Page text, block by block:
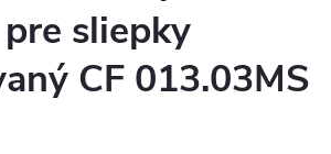
sliepky
CF 013.03MS